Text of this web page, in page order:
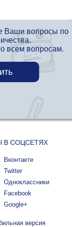
Ваши вопросы по
всем вопросам.
В СОЦСЕТЯХ
Вконтакте
Twitter
Одноклассники
Facebook
Google+
версия